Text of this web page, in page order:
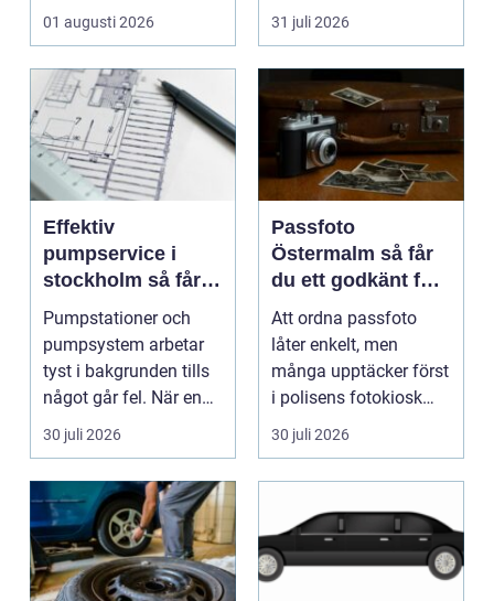
i allt hamnar
flyttstädn...
01 augusti 2026
livehumor....
31 juli 2026
Effektiv
pumpservice i
stockholm så får
du driftsäkra
anläggningar året
runt
Pumpstationer och
pumpsystem arbetar
tyst i bakgrunden tills
något går fel. När en
pump stannar hand...
30 juli 2026
Passfoto
Östermalm så får
du ett godkänt foto
utan stress
Att ordna passfoto
låter enkelt, men
många upptäcker först
i polisens fotokiosk
eller hos fotografen...
30 juli 2026